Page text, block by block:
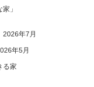
家」
年7月
年5月
る家